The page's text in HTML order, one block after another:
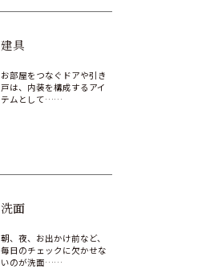
建具
お部屋をつなぐドアや引き
戸は、内装を構成するアイ
テムとして……
洗面
朝、夜、お出かけ前など、
毎日のチェックに欠かせな
いのが洗面……